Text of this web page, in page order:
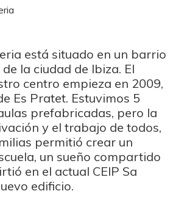
está situado en un barrio
la ciudad de Ibiza. El
centro empieza en 2009,
Es Pratet. Estuvimos 5
prefabricadas, pero la
y el trabajo de todos,
permitió crear un
un sueño compartido
en el actual CEIP Sa
edificio.